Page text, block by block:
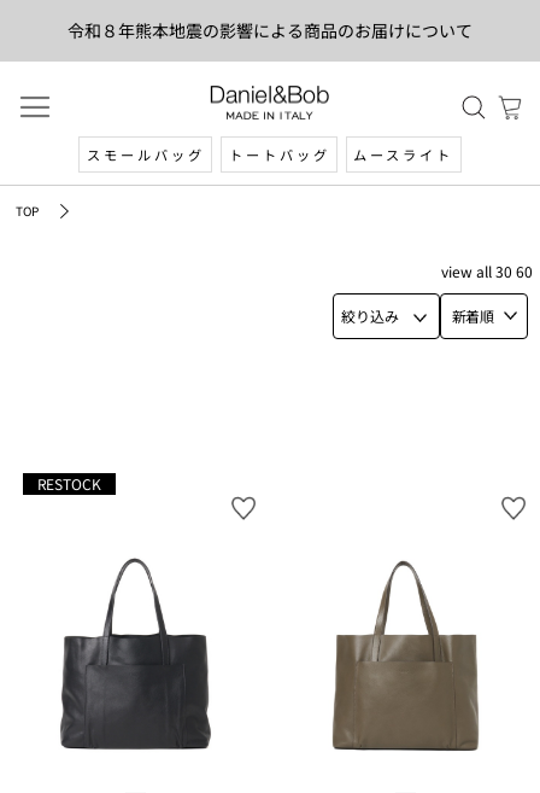
令和８年熊本地震の影響による商品のお届けについて
スモールバッグ トートバッグ ムースライト
TOP
絞り込み 新着順
viewall30 60
RESTOCK